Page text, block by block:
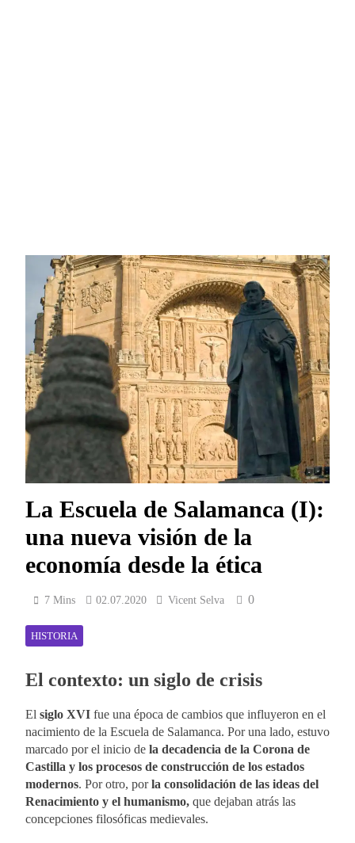
La Escuela de Salamanca (I):
una nueva visión de la
economía desde la ética
7 Mins 02.07.2020 Vicent Selva 0
HISTORIA
El contexto: un siglo de crisis
El siglo XVI fue una época de cambios que influyeron en el
nacimiento de la Escuela de Salamanca. Por una lado, estuvo
marcado por el inicio de la decadencia de la Corona de
Castilla y los procesos de construcción de los estados
modernos. Por otro, porla consolidación de las ideas del
Renacimiento y el humanismo, que dejaban atrás las
concepciones filosóficas medievales.